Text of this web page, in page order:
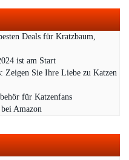
Deals für Kratzbaum,
ist am Start
Zeigen Sie Ihre Liebe zu Katzen
für Katzenfans
Amazon